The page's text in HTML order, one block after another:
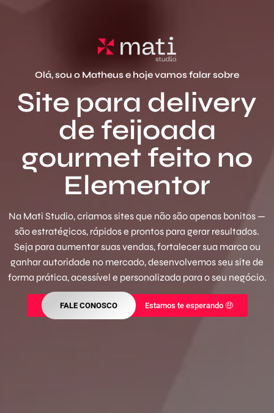
Olá, sou o Matheus e hoje vamos falar sobre
Site para delivery
de feijoada
gourmet feito no
Elementor
Na Mati Studio, criamos sites que não são apenas bonitos —
são estratégicos, rápidos e prontos para gerar resultados.
Seja para aumentar suas vendas, fortalecer sua marca ou
ganhar autoridade no mercado, desenvolvemos seu site de
forma prática, acessível e personalizada para o seu negócio.
FALE CONOSCO Estamos te esperando 🤑